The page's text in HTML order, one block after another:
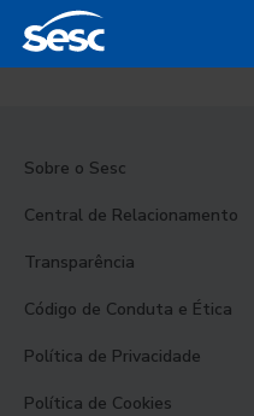
Sobre o Sesc
Central de Relacionamento
Transparência
Código de Conduta e Ética
Política de Privacidade
Política de Cookies